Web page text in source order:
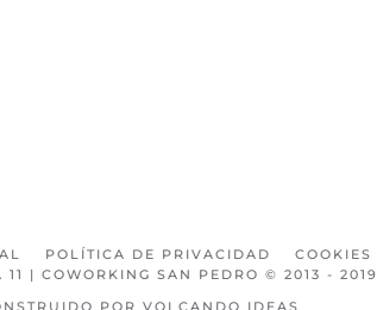
POLÍTICA DE PRIVACIDAD
COOKIES
11 | COWORKING SAN PEDRO © 2013 - 2019
POR VOLCANDO IDEAS